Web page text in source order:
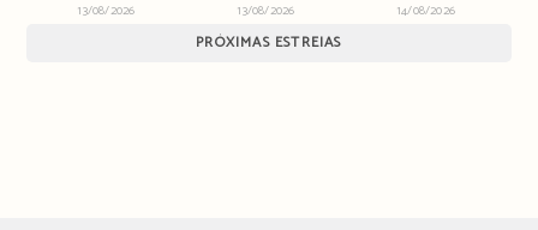
13/08/2026 13/08/2026 14/08/2026
PRÓXIMAS ESTREIAS